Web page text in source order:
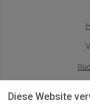
Diese Website